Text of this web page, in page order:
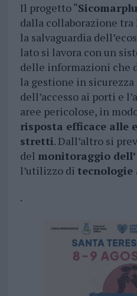
Il progetto “
dalla collaborazione tra
la salvaguardia
lato si lavora con un
delle informazioni che
la gestione in
dell’accesso ai porti e
aree pericolose, in
risposta efficace alle
stretti. Dall’altro si
del monitoraggio
l’utilizzo di tecnologie
.